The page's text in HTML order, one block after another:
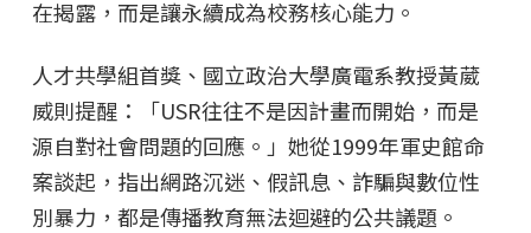
在揭露，而是讓永續成為校務核心能力。
人才共學組首獎、國立政治大學廣電系教授黃葳
威則提醒：「USR往往不是因計畫而開始，而是
源自對社會問題的回應。」她從1999年軍史館命
案談起，指出網路沉迷、假訊息、詐騙與數位性
別暴力，都是傳播教育無法迴避的公共議題。